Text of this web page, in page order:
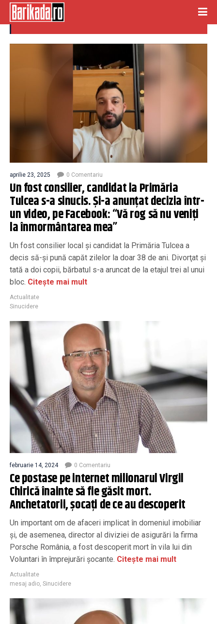
Sinucidere
aprilie 23, 2025 0 Comentariu
Un fost consilier, candidat la Primăria
Tulcea s-a sinucis. Şi-a anunţat decizia într-
un video, pe Facebook: “Vă rog să nu veniți
la înmormântarea mea”
Un fost consilier local şi candidat la Primăria Tulcea a
decis să-şi pună capăt zilelor la doar 38 de ani. Divorţat şi
tată a doi copii, bărbatul s-a aruncat de la etajul trei al unui
bloc. Citește mai mult
Actualitate
Sinucidere
februarie 14, 2024 0 Comentariu
Ce postase pe internet milionarul Virgil
Chirică înainte să fie găsit mort.
Anchetatorii, șocați de ce au descoperit
Un important om de afaceri implicat în domeniul imobiliar
și, de asemenea, director al diviziei de asigurări la firma
Porsche România, a fost descoperit mort în vila lui din
Voluntari în împrejurări șocante. Citește mai mult
Actualitate
mesaj adio Sinucidere